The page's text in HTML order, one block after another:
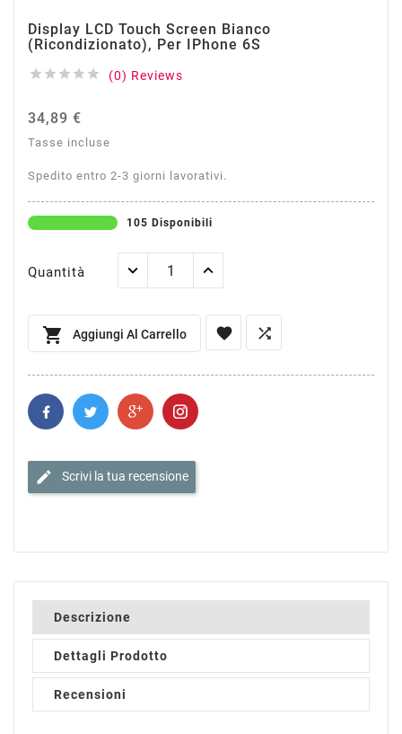
Display LCD Touch Screen Bianco
(Ricondizionato), Per IPhone 6S
     (0) Reviews
34,89 €
Tasse incluse
Spedito entro 2-3 giorni lavorativi.
105 Disponibili
Quantità
 Aggiungi Al Carrello  
edit Scrivi la tua recensione
Descrizione
Dettagli Prodotto
Recensioni